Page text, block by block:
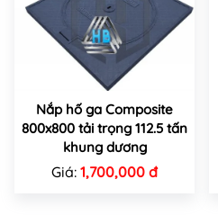
Nắp hố ga Composite
800x800 tải trọng 112.5 tấn
khung dương
Giá: 1,700,000 đ